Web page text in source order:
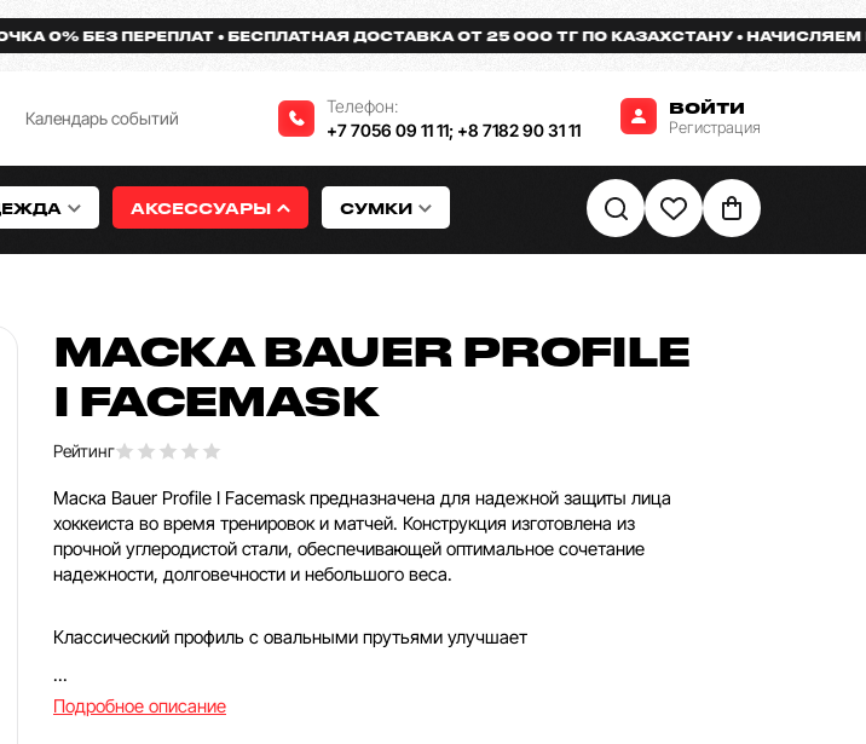
БЕЗ ПЕРЕПЛАТ БЕСПЛАТНАЯ ДОСТАВКА ОТ 25 000 ТГ ПО КАЗАХСТАНУ НАЧИСЛЯЕМ
Календарь событий
Телефон:
+7 7056 09 11 11; +8 7182 90 31 11
ВОЙТИ
Регистрация
АКСЕССУАРЫ СУМКИ
МАСКА BAUER PROFILE
I FACEMASK
Рейтинг
Маска Bauer Profile I Facemask предназначена для надежной защиты лица
хоккеиста во время тренировок и матчей. Конструкция изготовлена из
прочной углеродистой стали, обеспечивающей оптимальное сочетание
надежности, долговечности и небольшого веса.
Классический профиль с овальными прутьями улучшает
...
Подробное описание